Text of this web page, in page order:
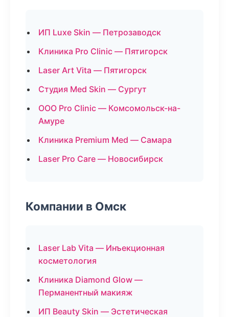
ИП Luxe Skin — Петрозаводск
Клиника Pro Clinic — Пятигорск
Laser Art Vita — Пятигорск
Студия Med Skin — Сургут
ООО Pro Clinic — Комсомольск-на-
Амуре
Клиника Premium Med — Самара
Laser Pro Care — Новосибирск
Компании в Омск
Laser Lab Vita — Инъекционная
косметология
Клиника Diamond Glow —
Перманентный макияж
ИП Beauty Skin — Эстетическая